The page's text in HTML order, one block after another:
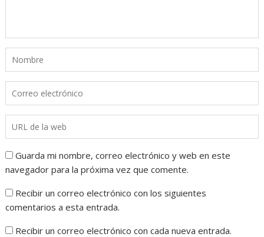
Guarda mi nombre, correo electrónico y web en este
navegador para la próxima vez que comente.
Recibir un correo electrónico con los siguientes
comentarios a esta entrada.
Recibir un correo electrónico con cada nueva entrada.